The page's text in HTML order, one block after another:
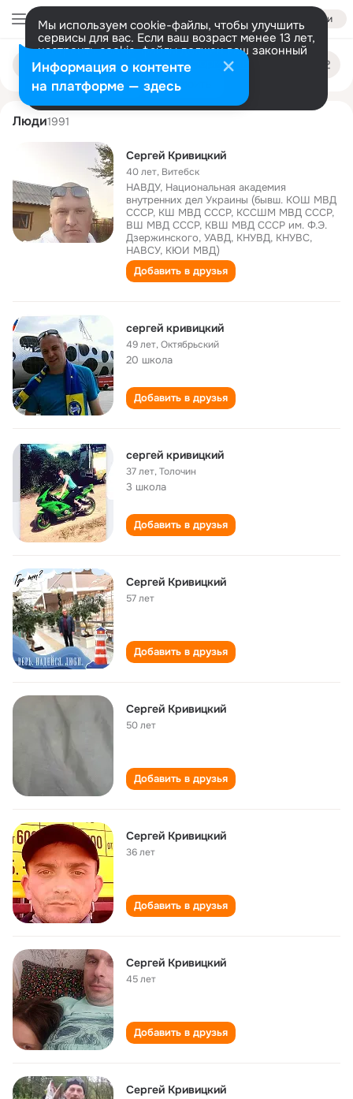
Войти
Мы используем cookie-файлы, чтобы улучшить
сервисы для вас. Если ваш возраст менее 13 лет,
настроить cookie-файлы должен ваш законный
представитель. Больше информации
Разрешить все Настроить
Поиск
людям
sergey krivitskiy
Люди1991
Сергей Кривицкий
40 лет, Витебск
НАВДУ, Национальная академия
внутренних дел Украины (бывш. КОШ МВД
СССР, КШ МВД СССР, КССШМ МВД СССР,
ВШ МВД СССР, КВШ МВД СССР им. Ф.Э.
Дзержинского, УАВД, КНУВД, КНУВС,
НАВСУ, КЮИ МВД)
Добавить в друзья
сергей кривицкий
49 лет,Октябрьский
20 школа
Добавить в друзья
сергей кривицкий
37 лет,Толочин
3 школа
Добавить в друзья
Сергей Кривицкий
57 лет
Добавить в друзья
Сергей Кривицкий
50 лет
Добавить в друзья
Сергей Кривицкий
36 лет
Добавить в друзья
Сергей Кривицкий
45 лет
Добавить в друзья
Сергей Кривицкий
Информация о контенте
на платформе — здесь